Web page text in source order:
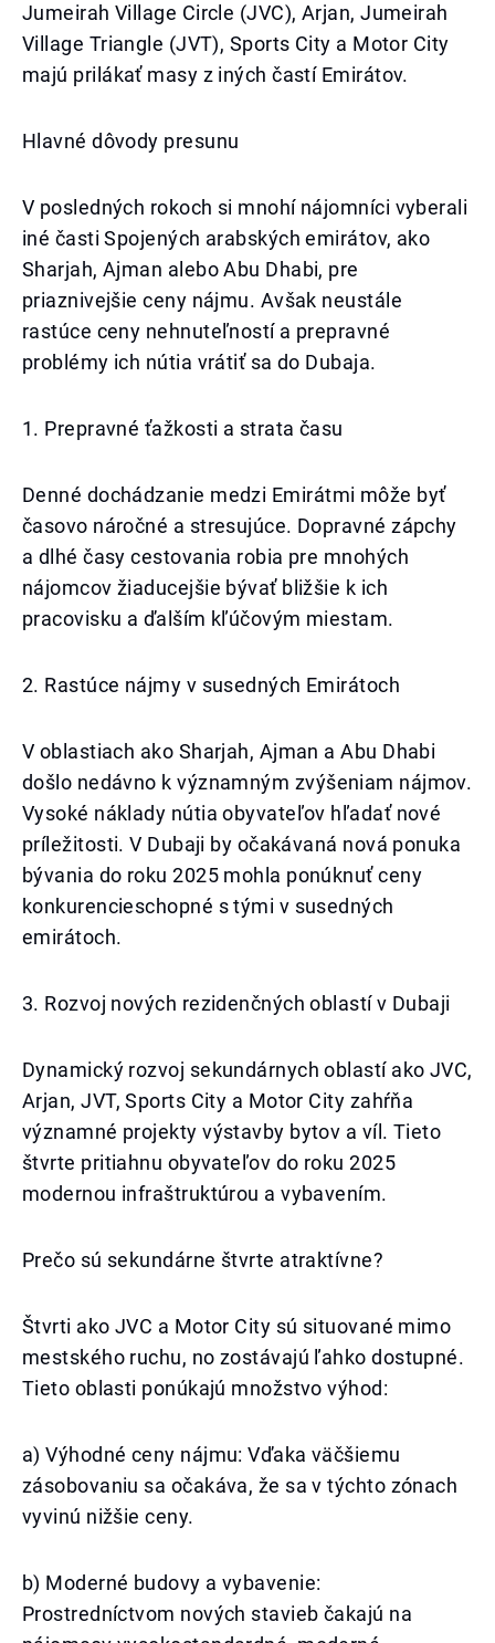
Jumeirah Village Circle (JVC), Arjan, Jumeirah
Village Triangle (JVT), Sports City a Motor City
majú prilákať masy z iných častí Emirátov.
Hlavné dôvody presunu
V posledných rokoch si mnohí nájomníci vyberali
iné časti Spojených arabských emirátov, ako
Sharjah, Ajman alebo Abu Dhabi, pre
priaznivejšie ceny nájmu. Avšak neustále
rastúce ceny nehnuteľností a prepravné
problémy ich nútia vrátiť sa do Dubaja.
1. Prepravné ťažkosti a strata času
Denné dochádzanie medzi Emirátmi môže byť
časovo náročné a stresujúce. Dopravné zápchy
a dlhé časy cestovania robia pre mnohých
nájomcov žiaducejšie bývať bližšie k ich
pracovisku a ďalším kľúčovým miestam.
2. Rastúce nájmy v susedných Emirátoch
V oblastiach ako Sharjah, Ajman a Abu Dhabi
došlo nedávno k významným zvýšeniam nájmov.
Vysoké náklady nútia obyvateľov hľadať nové
príležitosti. V Dubaji by očakávaná nová ponuka
bývania do roku 2025 mohla ponúknuť ceny
konkurencieschopné s tými v susedných
emirátoch.
3. Rozvoj nových rezidenčných oblastí v Dubaji
Dynamický rozvoj sekundárnych oblastí ako JVC,
Arjan, JVT, Sports City a Motor City zahŕňa
významné projekty výstavby bytov a víl. Tieto
štvrte pritiahnu obyvateľov do roku 2025
modernou infraštruktúrou a vybavením.
Prečo sú sekundárne štvrte atraktívne?
Štvrti ako JVC a Motor City sú situované mimo
mestského ruchu, no zostávajú ľahko dostupné.
Tieto oblasti ponúkajú množstvo výhod:
a) Výhodné ceny nájmu: Vďaka väčšiemu
zásobovaniu sa očakáva, že sa v týchto zónach
vyvinú nižšie ceny.
b) Moderné budovy a vybavenie:
Prostredníctvom nových stavieb čakajú na